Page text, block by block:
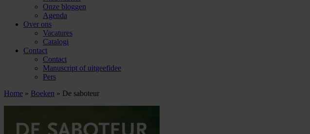
Onze bloggen
Agenda
Over ons
Vacatures
Catalogi
Contact
Contact
Manuscript of uitgeefidee
Pers
Home » Boeken » De saboteur